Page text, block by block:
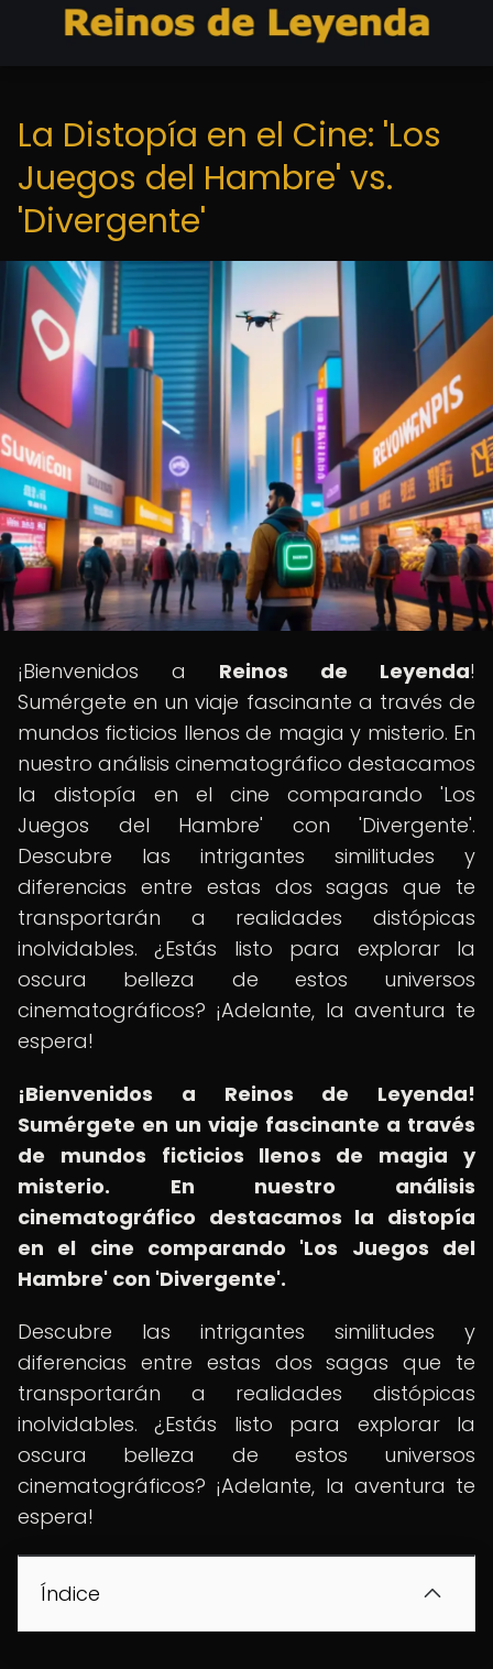
La Distopía en el Cine: 'Los
Juegos del Hambre' vs.
'Divergente'
¡Bienvenidos a Reinos de Leyenda!
Sumérgete en un viaje fascinante a través de
mundos ficticios llenos de magia y misterio. En
nuestro análisis cinematográfico destacamos
la distopía en el cine comparando 'Los
Juegos del Hambre' con 'Divergente'.
Descubre las intrigantes similitudes y
diferencias entre estas dos sagas que te
transportarán a realidades distópicas
inolvidables. ¿Estás listo para explorar la
oscura belleza de estos universos
cinematográficos? ¡Adelante, la aventura te
espera!
¡Bienvenidos a Reinos de Leyenda!
Sumérgete en un viaje fascinante a través
de mundos ficticios llenos de magia y
misterio.
En nuestro análisis
cinematográfico destacamos la distopía
en el cine comparando 'Los Juegos del
Hambre' con 'Divergente'.
Descubre las intrigantes similitudes y
diferencias entre estas dos sagas que te
transportarán a realidades distópicas
inolvidables. ¿Estás listo para explorar la
oscura belleza de estos universos
cinematográficos? ¡Adelante, la aventura te
espera!
Índice